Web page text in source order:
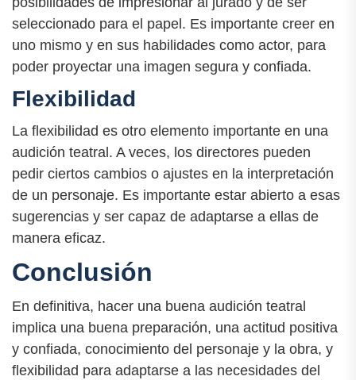
seleccionado para el papel. Es importante creer en
uno mismo y en sus habilidades como actor, para
poder proyectar una imagen segura y confiada.
Flexibilidad
La flexibilidad es otro elemento importante en una
audición teatral. A veces, los directores pueden
pedir ciertos cambios o ajustes en la interpretación
de un personaje. Es importante estar abierto a esas
sugerencias y ser capaz de adaptarse a ellas de
manera eficaz.
Conclusión
En definitiva, hacer una buena audición teatral
implica una buena preparación, una actitud positiva
y confiada, conocimiento del personaje y la obra, y
flexibilidad para adaptarse a las necesidades del